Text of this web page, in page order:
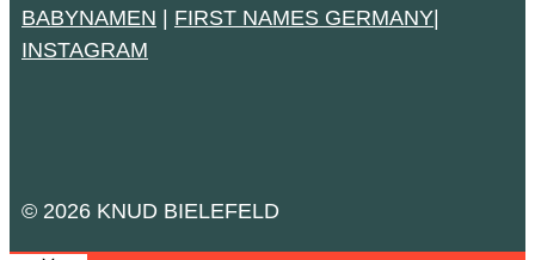
BABYNAMEN
FIRST NAMES GERMANY
INSTAGRAM
© 2026 KNUD BIELEFELD